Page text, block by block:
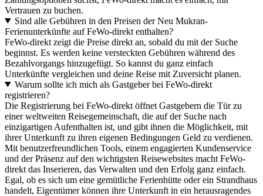
Vertrauen zu buchen.
Sind alle Gebühren in den Preisen der Neu Mukran-
Ferienunterkünfte auf FeWo-direkt enthalten?
FeWo-direkt zeigt die Preise direkt an, sobald du mit der Suche
beginnst. Es werden keine versteckten Gebühren während des
Bezahlvorgangs hinzugefügt. So kannst du ganz einfach
Unterkünfte vergleichen und deine Reise mit Zuversicht planen.
Warum sollte ich mich als Gastgeber bei FeWo-direkt
registrieren?
Die Registrierung bei FeWo-direkt öffnet Gastgebern die Tür zu
einer weltweiten Reisegemeinschaft, die auf der Suche nach
einzigartigen Aufenthalten ist, und gibt ihnen die Möglichkeit, mit
ihrer Unterkunft zu ihren eigenen Bedingungen Geld zu verdienen.
Mit benutzerfreundlichen Tools, einem engagierten Kundenservice
und der Präsenz auf den wichtigsten Reisewebsites macht FeWo-
direkt das Inserieren, das Verwalten und den Erfolg ganz einfach.
Egal, ob es sich um eine gemütliche Ferienhütte oder ein Strandhaus
handelt, Eigentümer können ihre Unterkunft in ein herausragendes